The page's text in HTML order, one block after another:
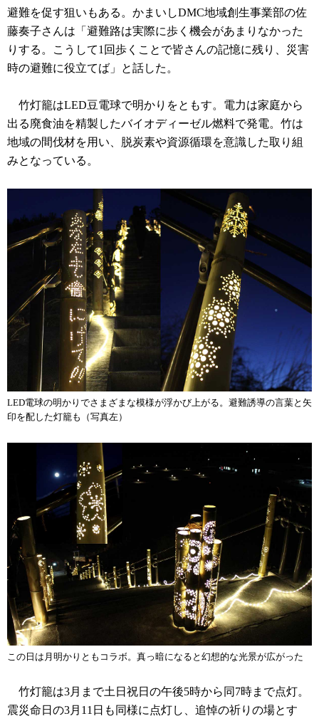
避難を促す狙いもある。かまいしDMC地域創生事業部の佐
藤奏子さんは「避難路は実際に歩く機会があまりなかった
りする。こうして1回歩くことで皆さんの記憶に残り、災害
時の避難に役立てば」と話した。
竹灯籠はLED豆電球で明かりをともす。電力は家庭から
出る廃食油を精製したバイオディーゼル燃料で発電。竹は
地域の間伐材を用い、脱炭素や資源循環を意識した取り組
みとなっている。
LED電球の明かりでさまざまな模様が浮かび上がる。避難誘導の言葉と矢
印を配した灯籠も（写真左）
この日は月明かりともコラボ。真っ暗になると幻想的な光景が広がった
竹灯籠は3月まで土日祝日の午後5時から同7時まで点灯。
震災命日の3月11日も同様に点灯し、追悼の祈りの場とす